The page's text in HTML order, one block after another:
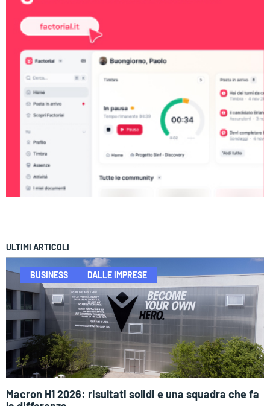
ULTIMI ARTICOLI
BUSINESS DALLE IMPRESE
Macron H1 2026: risultati solidi e una squadra che fa